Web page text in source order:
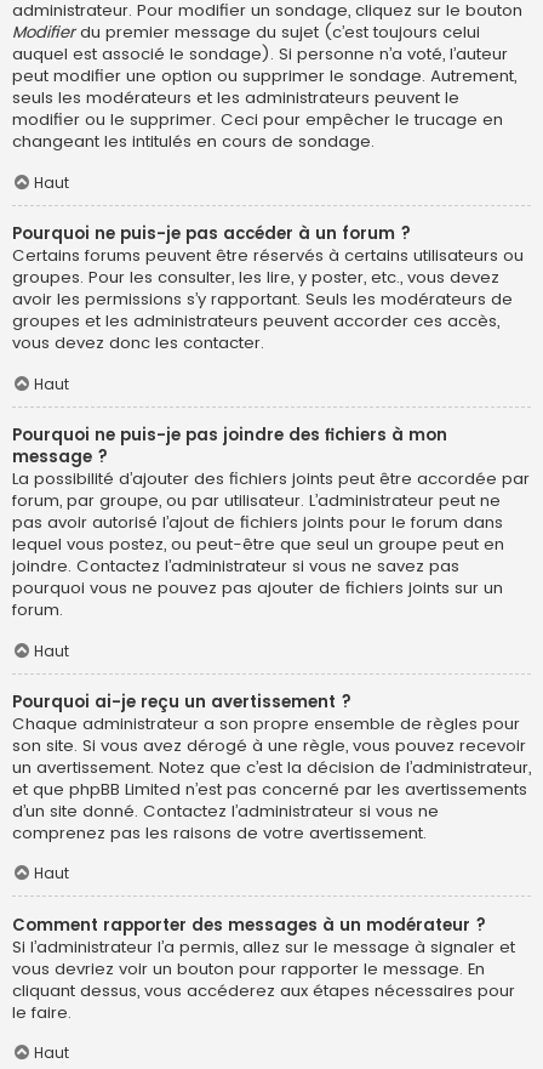
administrateur. Pour modifier un sondage, cliquez sur le bouton
Modifierdu premier message du sujet (c’est toujours celui
auquel est associé le sondage). Si personne n’a voté, l’auteur
peut modifier une option ou supprimer le sondage. Autrement,
seuls les modérateurs et les administrateurs peuvent le
modifier ou le supprimer. Ceci pour empêcher le trucage en
changeant les intitulés en cours de sondage.
Haut
Pourquoi ne puis-je pas accéder à un forum ?
Certains forums peuvent être réservés à certains utilisateurs ou
groupes. Pour les consulter, les lire, y poster, etc., vous devez
avoir les permissions s’y rapportant. Seuls les modérateurs de
groupes et les administrateurs peuvent accorder ces accès,
vous devez donc les contacter.
Haut
Pourquoi ne puis-je pas joindre des fichiers à mon
message ?
La possibilité d’ajouter des fichiers joints peut être accordée par
forum, par groupe, ou par utilisateur. L’administrateur peut ne
pas avoir autorisé l’ajout de fichiers joints pour le forum dans
lequel vous postez, ou peut-être que seul un groupe peut en
joindre. Contactez l’administrateur si vous ne savez pas
pourquoi vous ne pouvez pas ajouter de fichiers joints sur un
forum.
Haut
Pourquoi ai-je reçu un avertissement ?
Chaque administrateur a son propre ensemble de règles pour
son site. Si vous avez dérogé à une règle, vous pouvez recevoir
un avertissement. Notez que c’est la décision de l’administrateur,
et que phpBB Limited n’est pas concerné par les avertissements
d’un site donné. Contactez l’administrateur si vous ne
comprenez pas les raisons de votre avertissement.
Haut
Comment rapporter des messages à un modérateur ?
Si l’administrateur l’a permis, allez sur le message à signaler et
vous devriez voir un bouton pour rapporter le message. En
cliquant dessus, vous accéderez aux étapes nécessaires pour
le faire.
Haut